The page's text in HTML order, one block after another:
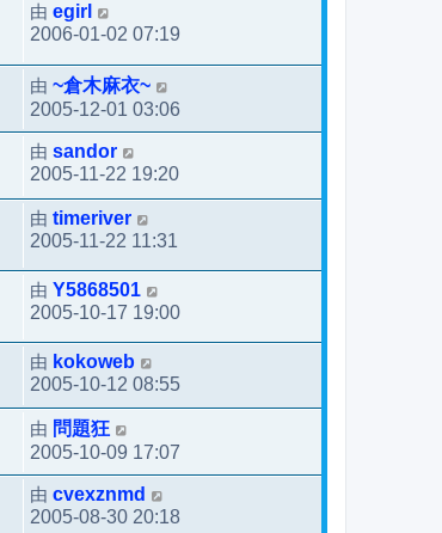
由 egirl
2006-01-02 07:19
由 ~倉木麻衣~
2005-12-01 03:06
由 sandor
2005-11-22 19:20
由 timeriver
2005-11-22 11:31
由 Y5868501
2005-10-17 19:00
由 kokoweb
2005-10-12 08:55
由 問題狂
2005-10-09 17:07
由 cvexznmd
2005-08-30 20:18